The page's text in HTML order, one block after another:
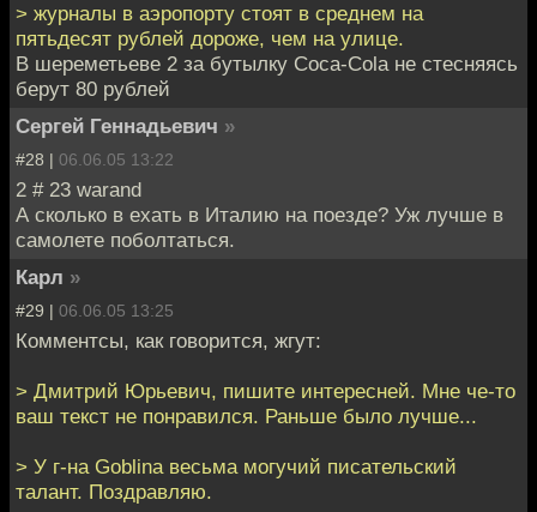
> журналы в аэропорту стоят в среднем на
пятьдесят рублей дороже, чем на улице.
В шереметьеве 2 за бутылку Coca-Cola не стесняясь
берут 80 рублей
Сергей Геннадьевич »
#28 | 06.06.05 13:22
2 # 23 warand
А сколько в ехать в Италию на поезде? Уж лучше в
самолете поболтаться.
Карл »
#29 | 06.06.05 13:25
Комментсы, как говорится, жгут:
> Дмитрий Юрьевич, пишите интересней. Мне че-то
ваш текст не понравился. Раньше было лучше...
> У г-на Goblina весьма могучий писательский
талант. Поздравляю.